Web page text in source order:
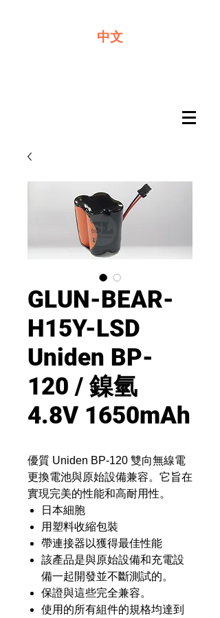
中文
GLUN-BEAR-
H15Y-LSD
Uniden BP-
120 / 鎳氫
4.8V 1650mAh
優質 Uniden BP-120 雙向無線電
更換電池與原始設備兼容。它旨在
實現完美的性能和高耐用性。
日本細胞
用塑料收縮包裝
帶連接器以獲得最佳性能
該產品是與原始設備和充電設
備一起開發並不斷測試的。
保證與這些完全兼容。
使用的所有組件的規格均達到